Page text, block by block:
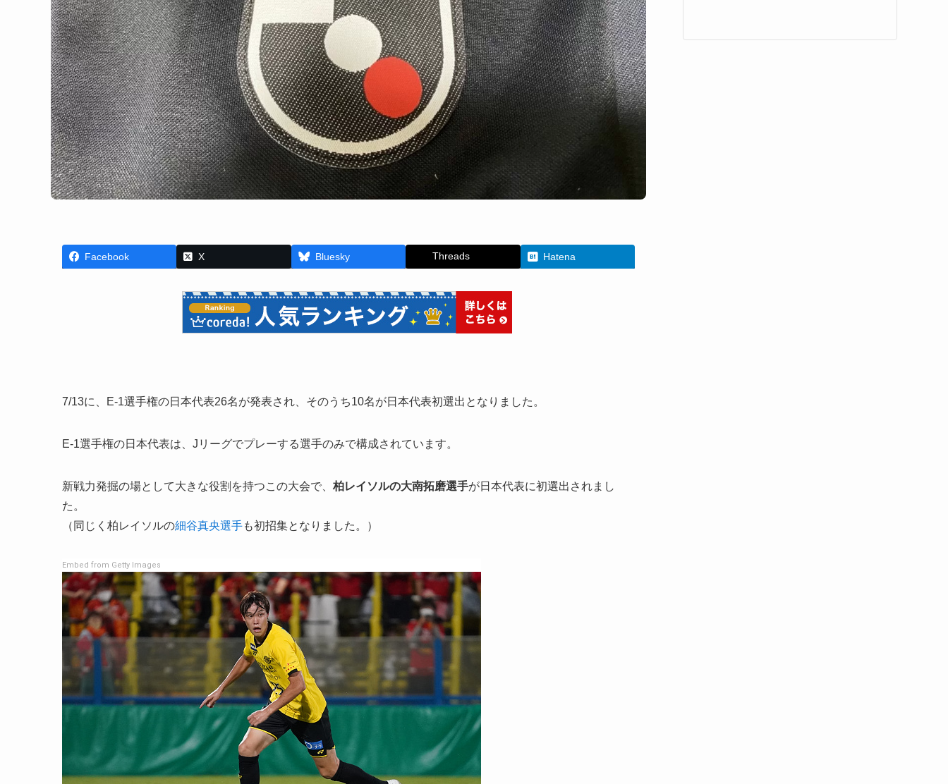
Facebook X Bluesky Threads Hatena
7/13に、E-1選手権の日本代表26名が発表され、そのうち10名が日本代表初選出となりました。
E-1選手権の日本代表は、Jリーグでプレーする選手のみで構成されています。
新戦力発掘の場として大きな役割を持つこの大会で、 柏レイソルの大南拓磨選手が日本代表に初選出されまし
た。
（同じく柏レイソルの細谷真央選手も初招集となりました。）
Embed from Getty Images